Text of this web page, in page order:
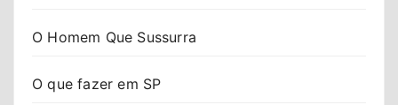
O Homem Que Sussurra
O que fazer em SP